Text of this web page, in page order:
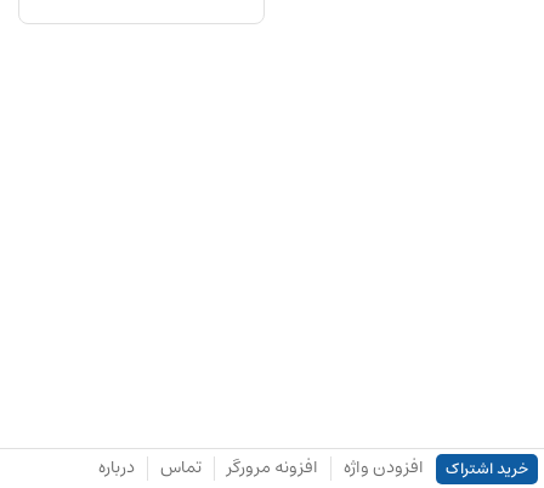
خرید اشتراک افزودن واژه افزونه مرورگر تماس درباره